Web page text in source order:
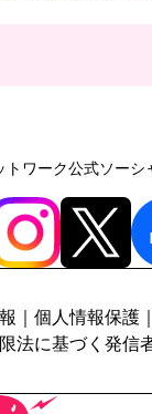
トワーク公式ソーシ
個人情報保護
法に基づく発信